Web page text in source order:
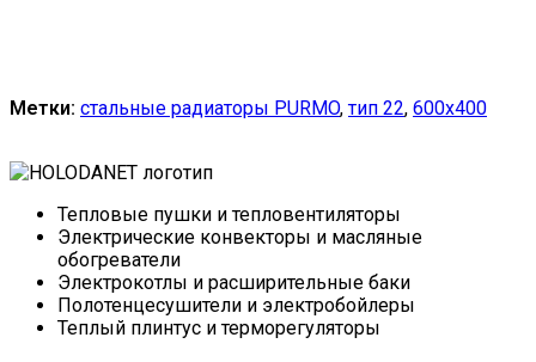
Метки: стальные радиаторы PURMO,тип 22, 600x400
Тепловые пушки и тепловентиляторы
Электрические конвекторы и масляные
обогреватели
Электрокотлы и расширительные баки
Полотенцесушители и электробойлеры
Теплый плинтус и терморегуляторы